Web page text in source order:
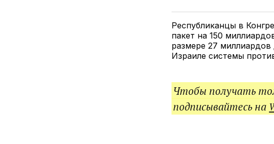
Республиканцы в
пакет на 150
размере 27 миллиардов
Израиле системы
Чтобы получать
подписывайтесь на